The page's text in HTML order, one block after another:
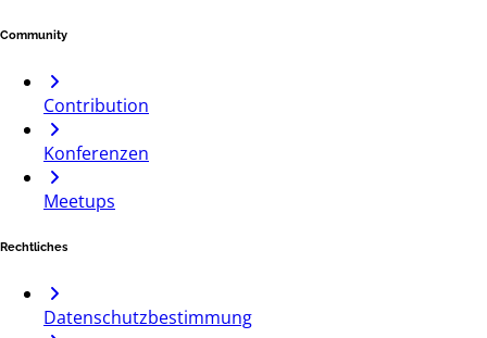
Community
Contribution
Konferenzen
Meetups
Rechtliches
Datenschutzbestimmung